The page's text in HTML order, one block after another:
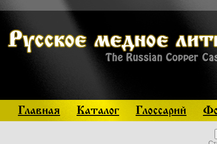
Главная Каталог Глоссарий